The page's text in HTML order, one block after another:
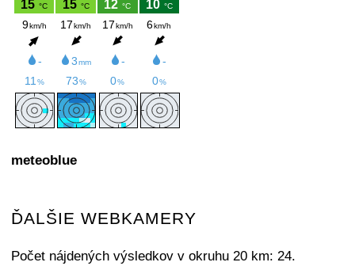
meteoblue
ĎALŠIE WEBKAMERY
Počet nájdených výsledkov v okruhu 20 km: 24.